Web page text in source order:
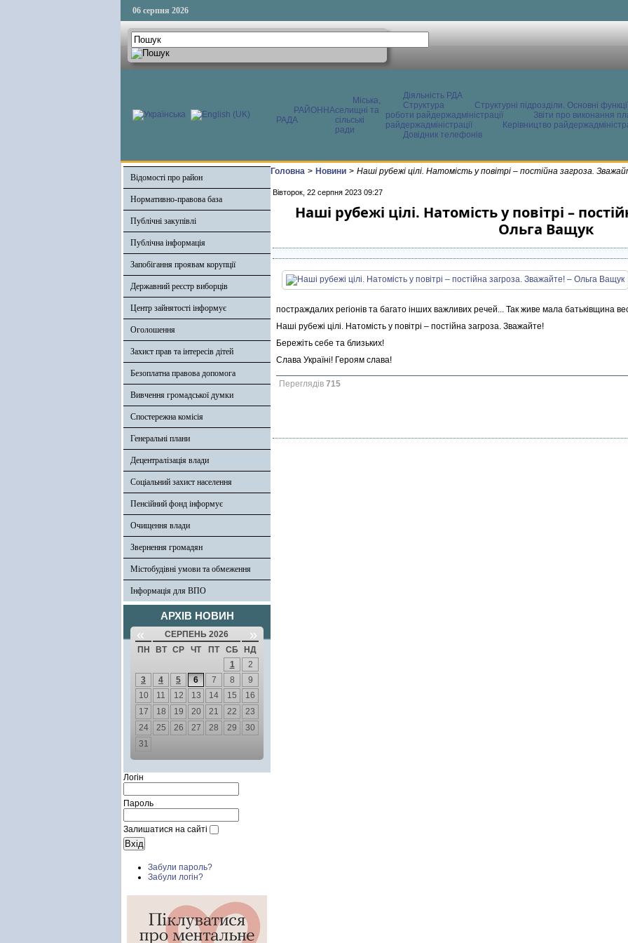
06 серпня 2026
РАЙОННА
РАДА
Міська,
селищні та
сільські
ради
Діяльність РДА
Структура
Структурні підрозділи. Основні
роботи райдержадміністрації
Звіти про виконання
райдержадміністрації
Керівництво
Довідник телефонів
Відомості про район
Нормативно-правова база
Публічні закупівлі
Публічна інформація
Запобігання проявам корупції
Державний реєстр виборців
Центр зайнятості інформує
Оголошення
Захист прав та інтересів дітей
Безоплатна правова допомога
Вивчення громадської думки
Спостережна комісія
Генеральні плани
Децентралізація влади
Соціальний захист населення
Пенсійний фонд інформує
Очищення влади
Звернення громадян
Містобудівні умови та обмеження
Інформація для ВПО
АРХІВ НОВИН
« СЕРПЕНЬ 2026 »
ПН ВТ СР ЧТ ПТ СБ
НД
1
2
3
4 5 6 7 8
9
10
11 12 13 14 15
16
17
18 19 20 21 22
23
24
25 26 27 28 29
30
31
Логін
Пароль
Залишатися на сайті
Забули пароль?
Забули логін?
Головна > Новини > Наші рубежі цілі. Натомість у повітрі – постійна загроза.
Вівторок, 22 серпня 2023 09:27
Наші рубежі цілі. Натомість у повітрі –
Ольга Ващук
постраждалих регіонів та багато інших важливих речей... Так живе мала батьківщина
Наші рубежі цілі. Натомість у повітрі – постійна загроза. Зважайте!
Бережіть себе та близьких!
Слава Україні! Героям слава!
Переглядів 715